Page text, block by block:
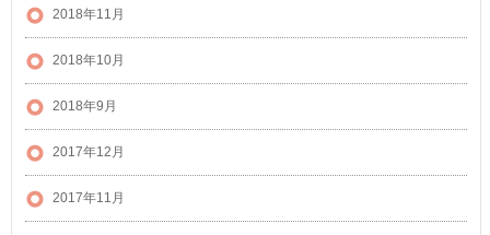
2018年11月
2018年10月
2018年9月
2017年12月
2017年11月